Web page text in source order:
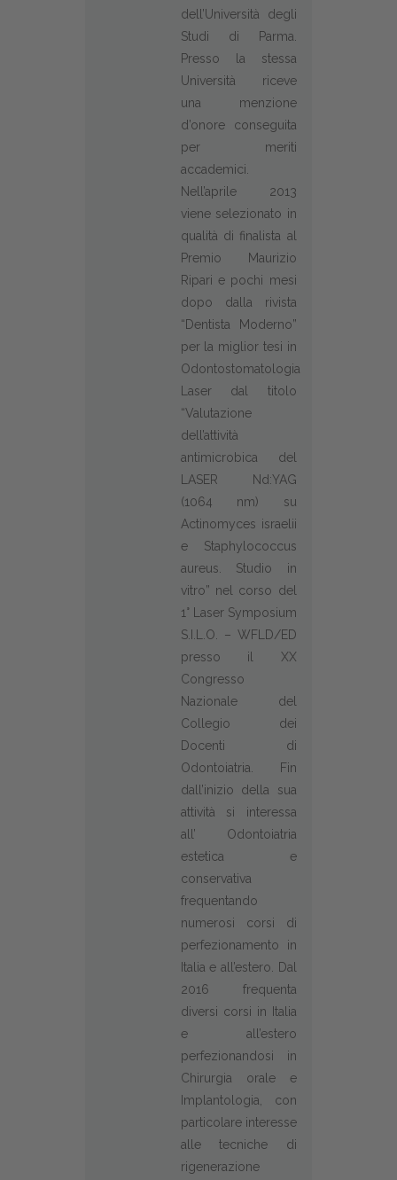
dell’Università degli
Studi di Parma.
Presso la stessa
Università riceve
una menzione
d’onore conseguita
per meriti
accademici.
Nell’aprile 2013
viene selezionato in
qualità di finalista al
Premio Maurizio
Ripari e pochi mesi
dopo dalla rivista
“Dentista Moderno”
per la miglior tesi in
Odontostomatologia
Laser dal titolo
“Valutazione
dell’attività
antimicrobica del
LASER Nd:YAG
(1064 nm) su
Actinomyces israelii
e Staphylococcus
aureus. Studio in
vitro” nel corso del
1° Laser Symposium
S.I.L.O. – WFLD/ED
presso il XX
Congresso
Nazionale del
Collegio dei
Docenti di
Odontoiatria. Fin
dall’inizio della sua
attività si interessa
all’ Odontoiatria
estetica e
conservativa
frequentando
numerosi corsi di
perfezionamento in
Italia e all’estero. Dal
2016 frequenta
diversi corsi in Italia
e all’estero
perfezionandosi in
Chirurgia orale e
Implantologia, con
particolare interesse
alle tecniche di
rigenerazione